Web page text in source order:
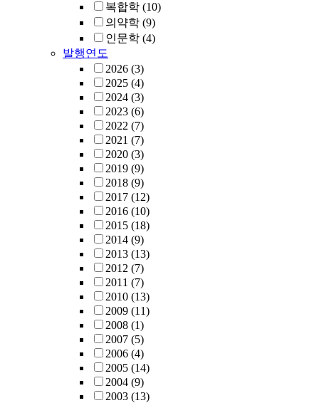
복합학 (10)
의약학 (9)
인문학 (4)
발행연도
2026 (3)
2025 (4)
2024 (3)
2023 (6)
2022 (7)
2021 (7)
2020 (3)
2019 (9)
2018 (9)
2017 (12)
2016 (10)
2015 (18)
2014 (9)
2013 (13)
2012 (7)
2011 (7)
2010 (13)
2009 (11)
2008 (1)
2007 (5)
2006 (4)
2005 (14)
2004 (9)
2003 (13)